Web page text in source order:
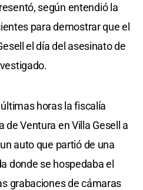
según entendió la
para demostrar que el
el día del asesinato de
horas la fiscalía
de Ventura en Villa Gesell a
auto que partió de una
donde se hospedaba el
grabaciones de cámaras